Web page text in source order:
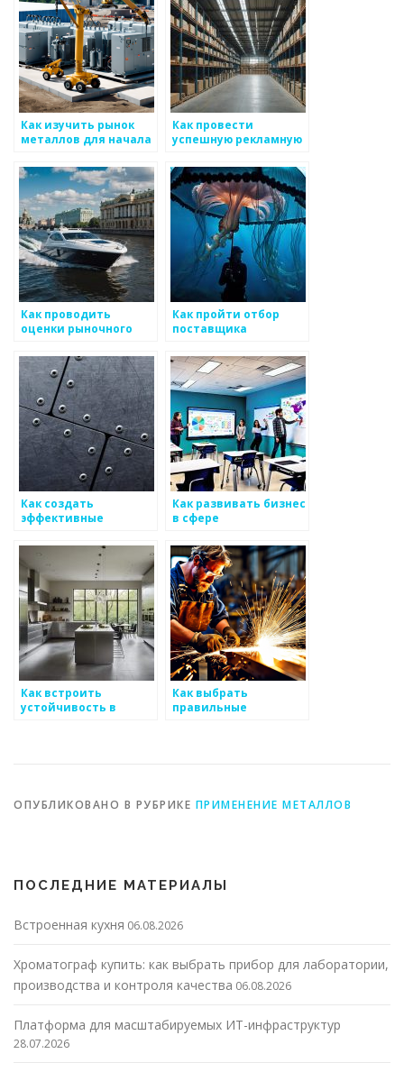
Как изучить рынок
металлов для начала
Как провести
успешную рекламную
металлургического
товара
Как проводить
оценки рыночного
металлоизделия
Как пройти отбор
поставщика
Как создать
эффективные
лояльности для
клиентов
металоизделий
Как развивать бизнес
в сфере
Как встроить
устойчивость в
Как выбрать
правильные
ОПУБЛИКОВАНО В РУБРИКЕ ПРИМЕНЕНИЕ МЕТАЛЛОВ
ПОСЛЕДНИЕ МАТЕРИАЛЫ
Встроенная кухня 06.08.2026
Хроматограф купить: как выбрать прибор для лаборатории,
производства и контроля качества 06.08.2026
Платформа для масштабируемых ИТ-инфраструктур
28.07.2026